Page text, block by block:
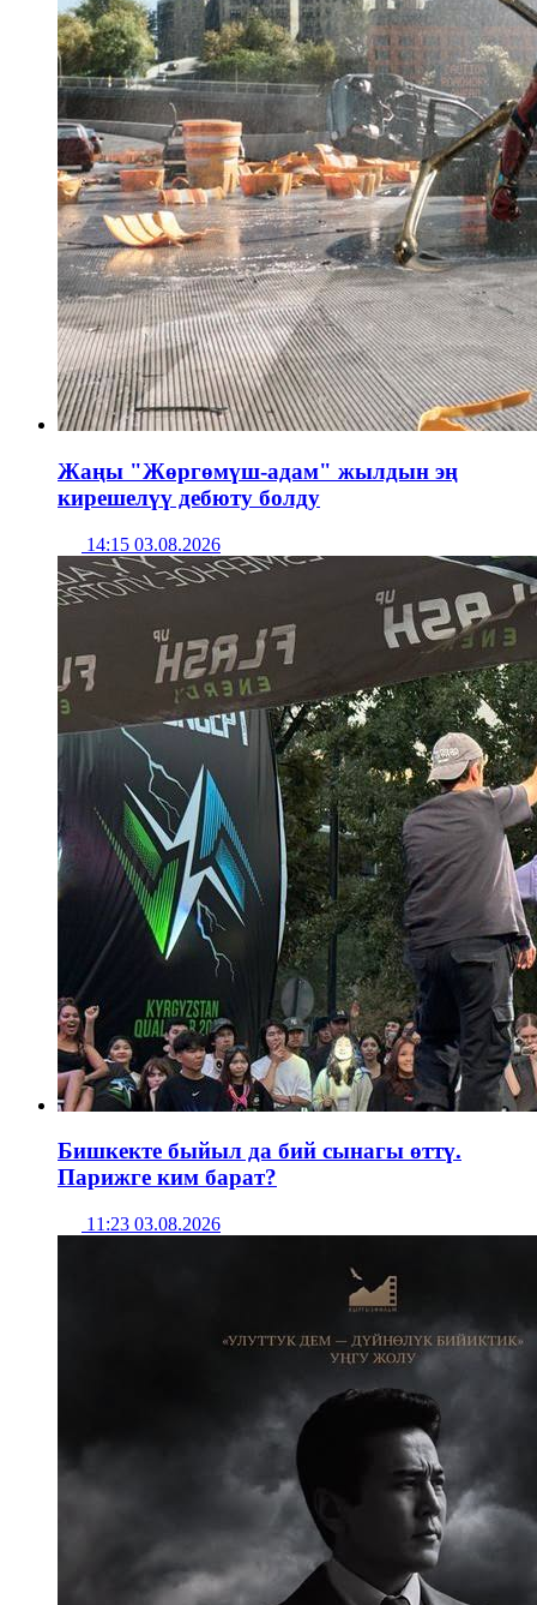
Жаңы "Жөргөмүш-адам" жылдын эң
кирешелүү дебюту болду
14:15 03.08.2026
Бишкекте быйыл да бий сынагы өттү.
Парижге ким барат?
11:23 03.08.2026